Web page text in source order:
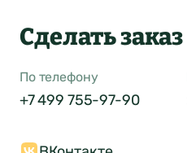
Сделать заказ
По телефону
+7 499 755-97-90